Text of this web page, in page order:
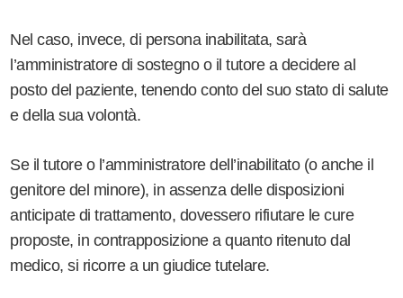
Nel caso, invece, di persona inabilitata, sarà
l’amministratore di sostegno o il tutore a decidere al
posto del paziente, tenendo conto del suo stato di salute
e della sua volontà.
Se il tutore o l’amministratore dell’inabilitato (o anche il
genitore del minore), in assenza delle disposizioni
anticipate di trattamento, dovessero rifiutare le cure
proposte, in contrapposizione a quanto ritenuto dal
medico, si ricorre a un giudice tutelare.